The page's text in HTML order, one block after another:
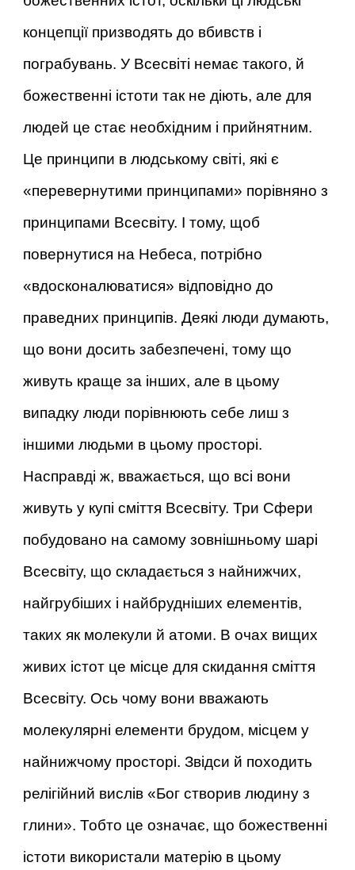
концепції призводять до вбивств і
пограбувань. У Всесвіті немає такого, й
божественні істоти так не діють, але для
людей це стає необхідним і прийнятним.
Це принципи в людському світі, які є
«перевернутими принципами» порівняно з
принципами Всесвіту. І тому, щоб
повернутися на Небеса, потрібно
«вдосконалюватися» відповідно до
праведних принципів. Деякі люди думають,
що вони досить забезпечені, тому що
живуть краще за інших, але в цьому
випадку люди порівнюють себе лиш з
іншими людьми в цьому просторі.
Насправді ж, вважається, що всі вони
живуть у купі сміття Всесвіту. Три Сфери
побудовано на самому зовнішньому шарі
Всесвіту, що складається з найнижчих,
найгрубіших і найбрудніших елементів,
таких як молекули й атоми. В очах вищих
живих істот це місце для скидання сміття
Всесвіту. Ось чому вони вважають
молекулярні елементи брудом, місцем у
найнижчому просторі. Звідси й походить
релігійний вислів «Бог створив людину з
глини». Тобто це означає, що божественні
істоти використали матерію в цьому